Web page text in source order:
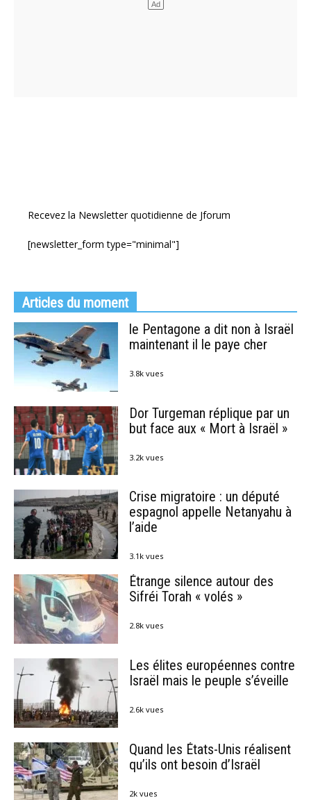
Recevez la Newsletter quotidienne de Jforum
[newsletter_form type="minimal"]
Articles du moment
le Pentagone a dit non à Israël
maintenant il le paye cher
3.8k vues
Dor Turgeman réplique par un
but face aux « Mort à Israël »
3.2k vues
Crise migratoire : un député
espagnol appelle Netanyahu à
l’aide
3.1k vues
Étrange silence autour des
Sifréi Torah « volés »
2.8k vues
Les élites européennes contre
Israël mais le peuple s’éveille
2.6k vues
Quand les États-Unis réalisent
qu’ils ont besoin d’Israël
2k vues